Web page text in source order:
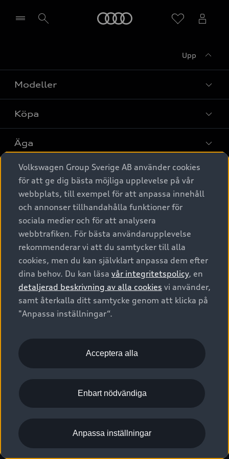
Upp
Modeller
Alla modeller
Elbilar
A6 modellerna
SUV
Avant
Audi Sport
Köpa
Privaterbjudanden
Privatleasing
Nya bilar i lager
Begagnade bilar i lager
Audi approved :plus - så gott som nya
Finansiering
Audi exclusive
Provkörning
Äga
Service & tillbehör
Audi digital services
Originaltillbehör - köp online
Garantier
Försäkring
Digitala manualer för din Audi
Audi Collection – livsstilsartiklar
Vanliga frågor
2G/3G nätet stängs ned - Hur påverkas min bil av detta?
Tjänstebil
Tjänstebil
Business lease online
Företagsleasing
Om Audi Sverige
Kontakta oss
Audi Återförsäljare/-serviceverkstad
myAudi
Pressmeddelanden
Nyhetsbrev
Vårt hållbarhetsarbete
Lediga tjänster huvudkontor
Lediga tjänster hos Audi Återförsäljare
Kommentar till mediauppgifter om dataläcka
© 2026 AUDI SVERIGE. All Rights Reserved.
Utgivare Juridiskt
Juridiskt Audi AG
Juridiskt Audi Digital Giveaway
Anpassa inställningar för cookies
Visselblåsarkanaler
Volkswagen Group Sverige AB använder cookies
för att ge dig bästa möjliga upplevelse på vår
webbplats, till exempel för att anpassa innehåll
och annonser tillhandahålla funktioner för
sociala medier och för att analysera
webbtrafiken. För bästa användarupplevelse
rekommenderar vi att du samtycker till alla
cookies, men du kan självklart anpassa dem efter
dina behov. Du kan läsa vår integritetspolicy, en
detaljerad beskrivning av alla cookies vi använder,
samt återkalla ditt samtycke genom att klicka på
"Anpassa inställningar“.
Acceptera alla
Enbart nödvändiga
Anpassa inställningar